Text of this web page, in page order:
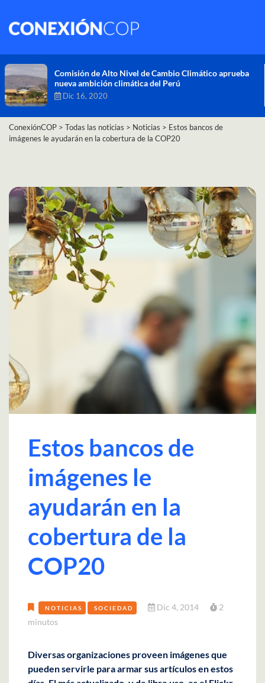
Comisión de Alto Nivel de Cambio Climático aprueba
nueva ambición climática del Perú
Dic 16, 2020
ConexiónCOP > Todas las noticias > Noticias > Estos bancos de
imágenes le ayudarán en la cobertura de la COP20
Estos bancos de
imágenes le
ayudarán en la
cobertura de la
COP20
NOTICIAS SOCIEDAD Dic 4, 2014
2
minutos
Diversas organizaciones proveen imágenes que
pueden servirle para armar sus artículos en estos